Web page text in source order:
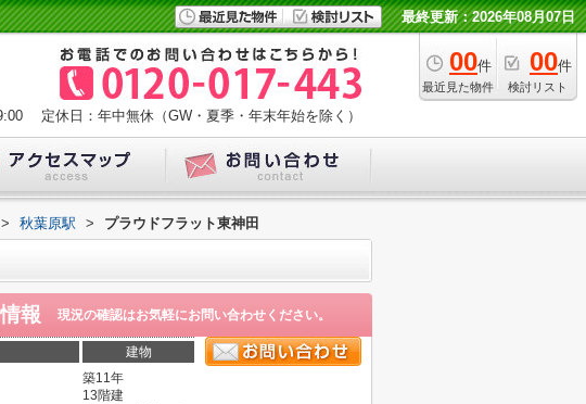
最終更新：2026年08月07日
00件
最近見た物件
00件
検討リスト
定休日：年中無休（GW・夏季・年末年始を除く）
> 秋葉原駅 > プラウドフラット東神田
報 現況の確認はお気軽にお問い合わせください。
建物
築11年
13階建